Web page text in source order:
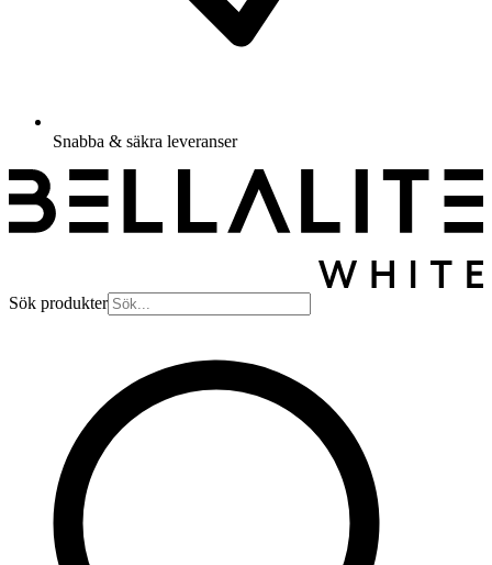
Snabba & säkra leveranser
Sök produkter